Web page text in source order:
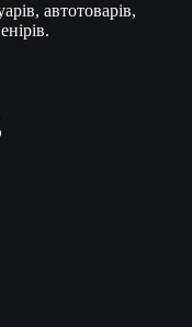
автотоварів,